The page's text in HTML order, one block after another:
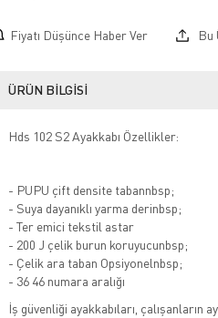
Fiyatı Düşünce Haber Ver Bu
ÜRÜN BILGISI
Hds 102 S2 Ayakkabı Özellikler:
- PUPU çift densite tabannbsp;
- Suya dayanıklı yarma derinbsp;
- Ter emici tekstil astar
- 200 J çelik burun koruyucunbsp;
- Çelik ara taban Opsiyonelnbsp;
- 36 46 numara aralığı
İş güvenliği ayakkabıları, çalışanların